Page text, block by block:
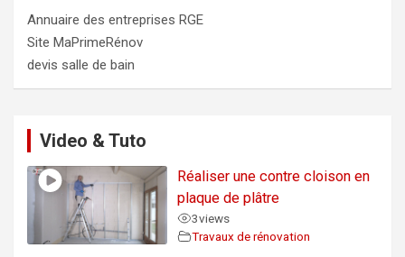
Annuaire des entreprises RGE
Site MaPrimeRénov
devis salle de bain
Video & Tuto
Réaliser une contre cloison en
plaque de plâtre
3views
Travaux de rénovation